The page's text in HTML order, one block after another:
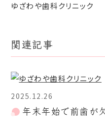
ゆざわや歯科クリニッ
関連記事
2025.12.26
年末年始で前歯が欠